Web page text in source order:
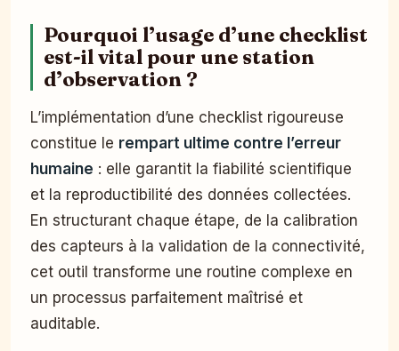
Pourquoi l’usage d’une checklist
est-il vital pour une station
d’observation ?
L’implémentation d’une checklist rigoureuse
constitue le rempart ultime contre l’erreur
humaine : elle garantit la fiabilité scientifique
et la reproductibilité des données collectées.
En structurant chaque étape, de la calibration
des capteurs à la validation de la connectivité,
cet outil transforme une routine complexe en
un processus parfaitement maîtrisé et
auditable.